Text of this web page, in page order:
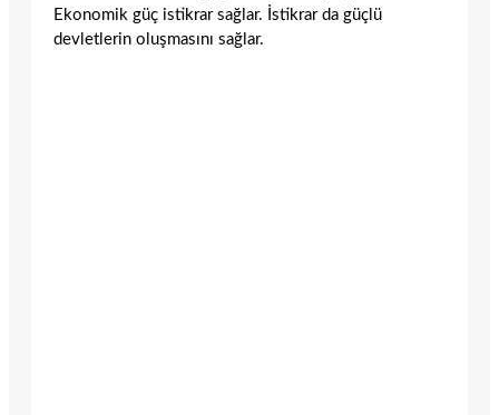
Ekonomik güç istikrar sağlar. İstikrar da güçlü
devletlerin oluşmasını sağlar.